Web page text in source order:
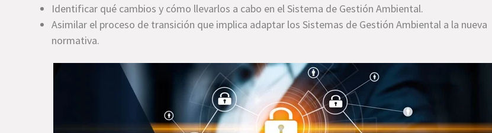
Identificar qué cambios y cómo llevarlos a cabo en el Sistema de Gestión Ambiental.
Asimilar el proceso de transición que implica adaptar los Sistemas de Gestión Ambiental a la nueva
normativa.